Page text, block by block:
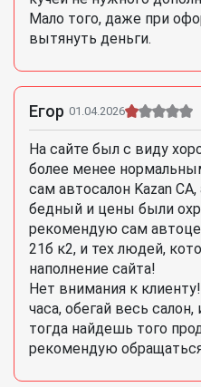
Мало того, даже при
вытянуть деньги.
Егор 01.04.2026
На сайте был с виду
более менее
сам автосалон Kazan
бедный и цены были
рекомендую сам
21б к2, и тех людей,
наполнение сайта!
Нет внимания к
часа, обегай весь
тогда найдешь того
рекомендую